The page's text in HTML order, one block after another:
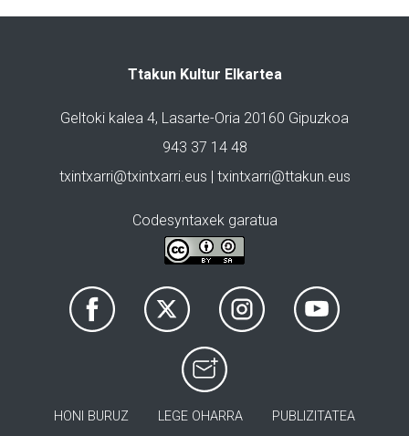
Ttakun Kultur Elkartea
Geltoki kalea 4, Lasarte-Oria 20160 Gipuzkoa
943 37 14 48
txintxarri@txintxarri.eus | txintxarri@ttakun.eus
Codesyntaxek garatua
HONI BURUZ LEGE OHARRA PUBLIZITATEA